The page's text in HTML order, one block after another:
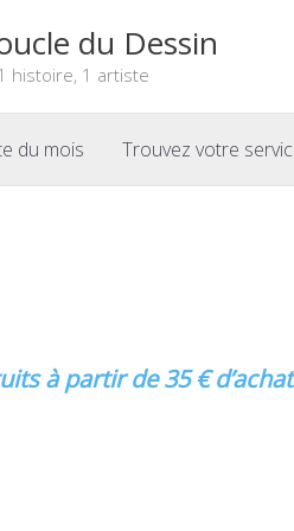
du Dessin
histoire, 1 artiste
du mois Trouvez votre
à partir de 35 € d’achat